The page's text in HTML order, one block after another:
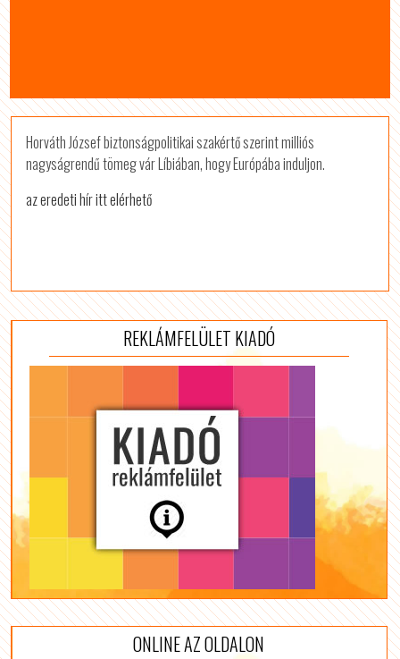
Horváth József biztonságpolitikai szakértő szerint milliós
nagyságrendű tömeg vár Líbiában, hogy Európába induljon.
az eredeti hír itt elérhető
REKLÁMFELÜLET KIADÓ
ONLINE AZ OLDALON